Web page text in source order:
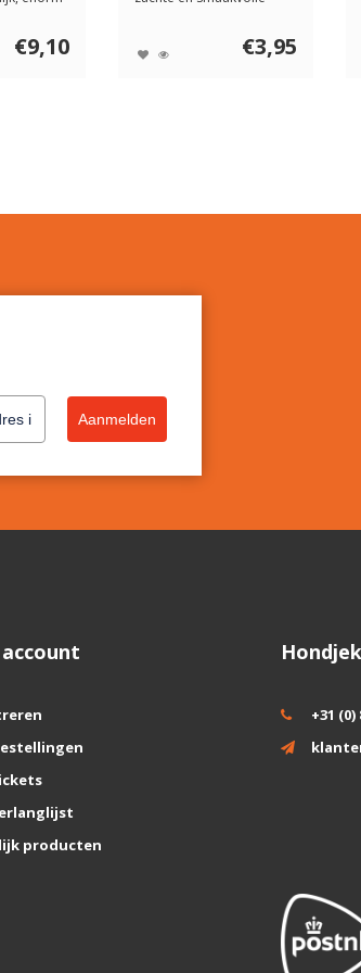
€9,10 €3,95
Aanmelden
producten
+31 (0)